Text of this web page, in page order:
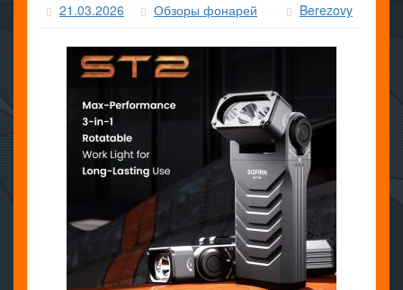
21.03.2026 Обзоры фонарей Berezovy